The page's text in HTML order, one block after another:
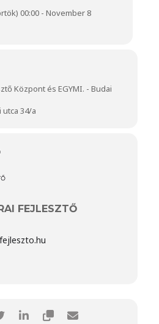
00:00 - November 8
Központ és EGYMI. - Budai
utca 34/a
FEJLESZTŐ